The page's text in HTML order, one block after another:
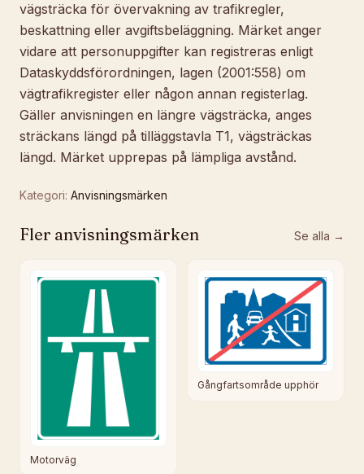
vägsträcka för övervakning av trafikregler,
beskattning eller avgiftsbeläggning. Märket anger
vidare att personuppgifter kan registreras enligt
Dataskyddsförordningen, lagen (2001:558) om
vägtrafikregister eller någon annan registerlag.
Gäller anvisningen en längre vägsträcka, anges
sträckans längd på tilläggstavla T1, vägsträckas
längd. Märket upprepas på lämpliga avstånd.
Kategori: Anvisningsmärken
Fler anvisningsmärken Se alla →
Motorväg
Gångfartsområde upphör